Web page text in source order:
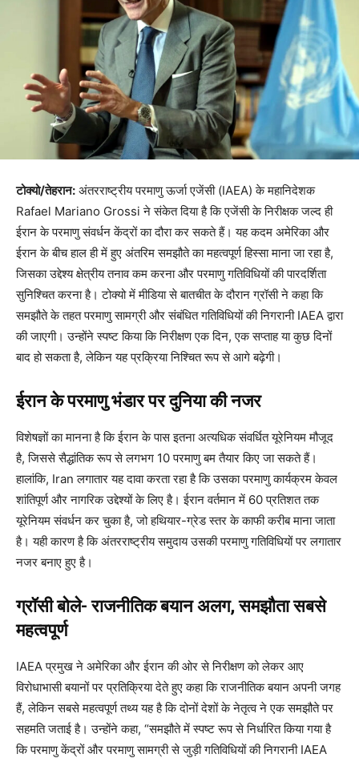
टोक्यो/तेहरान: अंतरराष्ट्रीय परमाणु ऊर्जा एजेंसी (IAEA) के महानिदेशक
Rafael Mariano Grossi ने संकेत दिया है कि एजेंसी के निरीक्षक जल्द ही
ईरान के परमाणु संवर्धन केंद्रों का दौरा कर सकते हैं। यह कदम अमेरिका और
ईरान के बीच हाल ही में हुए अंतरिम समझौते का महत्वपूर्ण हिस्सा माना जा रहा है,
जिसका उद्देश्य क्षेत्रीय तनाव कम करना और परमाणु गतिविधियों की पारदर्शिता
सुनिश्चित करना है। टोक्यो में मीडिया से बातचीत के दौरान ग्रॉसी ने कहा कि
समझौते के तहत परमाणु सामग्री और संबंधित गतिविधियों की निगरानी IAEA द्वारा
की जाएगी। उन्होंने स्पष्ट किया कि निरीक्षण एक दिन, एक सप्ताह या कुछ दिनों
बाद हो सकता है, लेकिन यह प्रक्रिया निश्चित रूप से आगे बढ़ेगी।
ईरान के परमाणु भंडार पर दुनिया की नजर
विशेषज्ञों का मानना है कि ईरान के पास इतना अत्यधिक संवर्धित यूरेनियम मौजूद
है, जिससे सैद्धांतिक रूप से लगभग 10 परमाणु बम तैयार किए जा सकते हैं।
हालांकि, Iran लगातार यह दावा करता रहा है कि उसका परमाणु कार्यक्रम केवल
शांतिपूर्ण और नागरिक उद्देश्यों के लिए है। ईरान वर्तमान में 60 प्रतिशत तक
यूरेनियम संवर्धन कर चुका है, जो हथियार-ग्रेड स्तर के काफी करीब माना जाता
है। यही कारण है कि अंतरराष्ट्रीय समुदाय उसकी परमाणु गतिविधियों पर लगातार
नजर बनाए हुए है।
ग्रॉसी बोले- राजनीतिक बयान अलग, समझौता सबसे
महत्वपूर्ण
IAEA प्रमुख ने अमेरिका और ईरान की ओर से निरीक्षण को लेकर आए
विरोधाभासी बयानों पर प्रतिक्रिया देते हुए कहा कि राजनीतिक बयान अपनी जगह
हैं, लेकिन सबसे महत्वपूर्ण तथ्य यह है कि दोनों देशों के नेतृत्व ने एक समझौते पर
सहमति जताई है। उन्होंने कहा, “समझौते में स्पष्ट रूप से निर्धारित किया गया है
कि परमाणु केंद्रों और परमाणु सामग्री से जुड़ी गतिविधियों की निगरानी IAEA